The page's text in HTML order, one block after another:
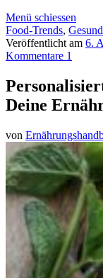
Menü schiessen
Food-Trends,
Veröffentlicht am 6.
Kommentare 1
Deine
von